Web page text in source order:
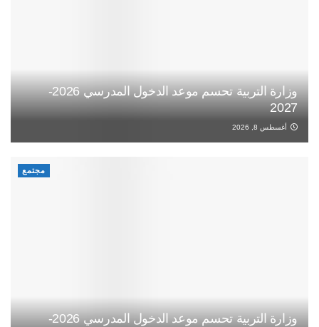
وزارة التربية تحسم موعد الدخول المدرسي 2026-
2027
أغسطس 8, 2026
مجتمع
وزارة التربية تحسم موعد الدخول المدرسي 2026-